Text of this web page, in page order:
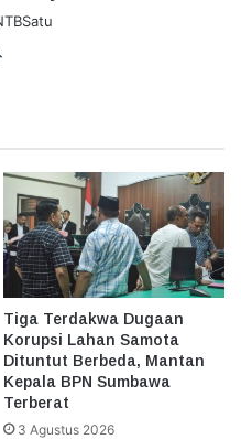
Tiga Terdakwa Dugaan
Korupsi Lahan Samota
Dituntut Berbeda, Mantan
Kepala BPN Sumbawa
Terberat
3 Agustus 2026